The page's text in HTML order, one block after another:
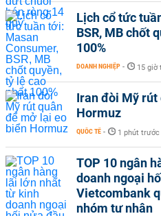
Lịch cổ tức
BSR, MB chốt
100%
DOANH NGHIỆP - 15 giờ
Iran đòi Mỹ rút
Hormuz
QUỐC TẾ - 1 phút trước
TOP 10 ngân
doanh ngoại
Vietcombank
nhóm tư nhân